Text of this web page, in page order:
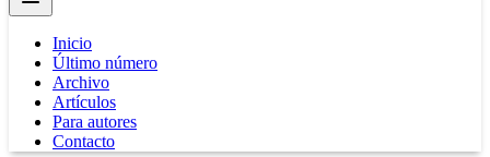
Inicio
Último número
Archivo
Artículos
Para autores
Contacto